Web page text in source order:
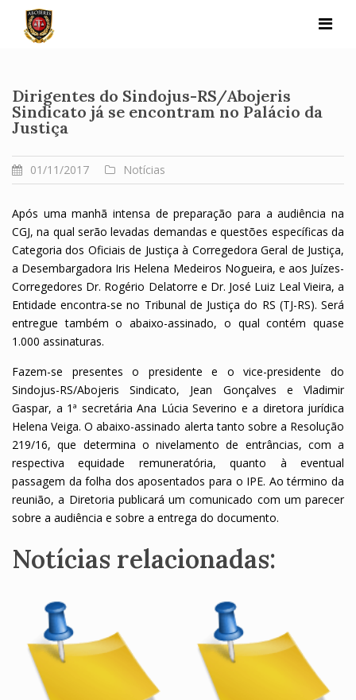
content
Dirigentes do Sindojus-RS/Abojeris
Sindicato já se encontram no Palácio da
Justiça
01/11/2017 Notícias
Após uma manhã intensa de preparação para a audiência na
CGJ, na qual serão levadas demandas e questões específicas da
Categoria dos Oficiais de Justiça à Corregedora Geral de Justiça,
a Desembargadora Iris Helena Medeiros Nogueira, e aos Juízes-
Corregedores Dr. Rogério Delatorre e Dr. José Luiz Leal Vieira, a
Entidade encontra-se no Tribunal de Justiça do RS (TJ-RS). Será
entregue também o abaixo-assinado, o qual contém quase
1.000 assinaturas.
Fazem-se presentes o presidente e o vice-presidente do
Sindojus-RS/Abojeris Sindicato, Jean Gonçalves e Vladimir
Gaspar, a 1ª secretária Ana Lúcia Severino e a diretora jurídica
Helena Veiga. O abaixo-assinado alerta tanto sobre a Resolução
219/16, que determina o nivelamento de entrâncias, com a
respectiva equidade remuneratória, quanto à eventual
passagem da folha dos aposentados para o IPE. Ao término da
reunião, a Diretoria publicará um comunicado com um parecer
sobre a audiência e sobre a entrega do documento.
Notícias relacionadas: